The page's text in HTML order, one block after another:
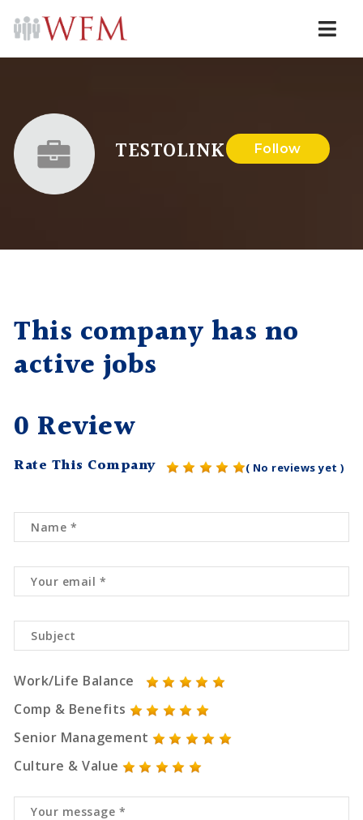
TESTOLINK Follow
This company has no
active jobs
0 Review
Rate This Company ( No reviews yet )
Work/Life Balance
Comp & Benefits
Senior Management
Culture & Value